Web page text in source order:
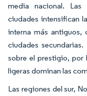
media nacional.
ciudades intensifican
interna más antiguos,
ciudades
sobre el prestigio, por
ligeras dominan las
Las regiones del sur,